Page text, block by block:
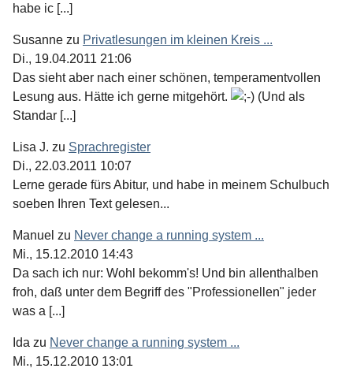
habe ic [...]
Susanne zu Privatlesungen im kleinen Kreis ...
Di., 19.04.2011 21:06
Das sieht aber nach einer schönen, temperamentvollen
Lesung aus. Hätte ich gerne mitgehört.
(Und als
Standar [...]
Lisa J. zu Sprachregister
Di., 22.03.2011 10:07
Lerne gerade fürs Abitur, und habe in meinem Schulbuch
soeben Ihren Text gelesen...
Manuel zu Never change a running system ...
Mi., 15.12.2010 14:43
Da sach ich nur: Wohl bekomm's! Und bin allenthalben
froh, daß unter dem Begriff des "Professionellen" jeder
was a [...]
Ida zu Never change a running system ...
Mi., 15.12.2010 13:01